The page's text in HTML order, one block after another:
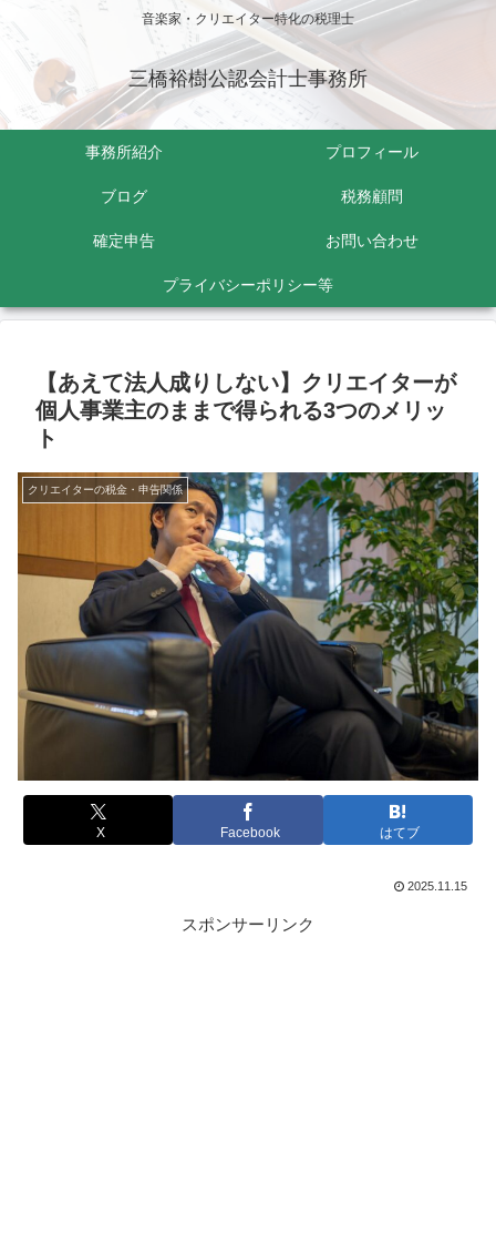
音楽家・クリエイター特化の税理士
三橋裕樹公認会計士事務所
事務所紹介 プロフィール
ブログ 税務顧問
確定申告 お問い合わせ
プライバシーポリシー等
【あえて法人成りしない】クリエイターが
個人事業主のままで得られる3つのメリッ
ト
クリエイターの税金・申告関係
X Facebook はてブ
2025.11.15
スポンサーリンク